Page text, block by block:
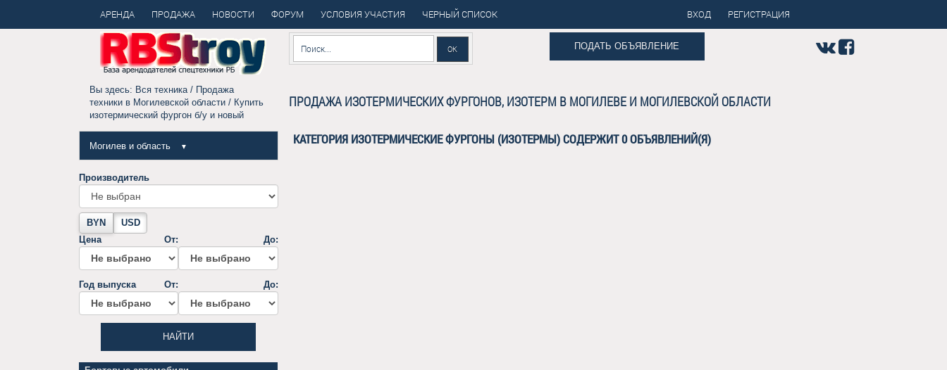
АРЕНДА ПРОДАЖА НОВОСТИ ФОРУМ УСЛОВИЯ УЧАСТИЯ ЧЕРНЫЙ СПИСОК ВХОД РЕГИСТРАЦИЯ
ПОДАТЬ ОБЪЯВЛЕНИЕ
Вы здесь: Вся техника/ Продажа
техники в Могилевской области / Купить
изотермический фургон б/у и новый
ПРОДАЖА ИЗОТЕРМИЧЕСКИХ ФУРГОНОВ, ИЗОТЕРМ В МОГИЛЕВЕ И МОГИЛЕВСКОЙ ОБЛАСТИ
КАТЕГОРИЯ ИЗОТЕРМИЧЕСКИЕ ФУРГОНЫ (ИЗОТЕРМЫ) СОДЕРЖИТ 0 ОБЪЯВЛЕНИЙ(Я)
Могилев и область ▼
Производитель
BYN
USD
Цена
От: До:
Год выпуска От: До:
НАЙТИ